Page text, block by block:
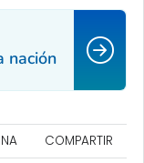
nación
COMPARTIR